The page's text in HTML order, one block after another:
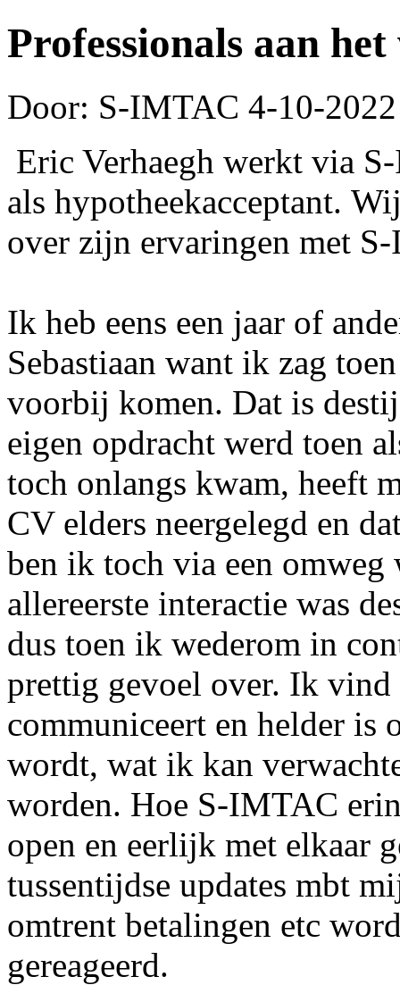
Professionals aan
Door: S-IMTAC 4-10-2022
Eric Verhaegh werkt via
als hypotheekacceptant.
over zijn ervaringen met
Ik heb eens een jaar of
Sebastiaan want ik zag
voorbij komen. Dat is
eigen opdracht werd toen
toch onlangs kwam, heeft
CV elders neergelegd en
ben ik toch via een
allereerste interactie was
dus toen ik wederom in
prettig gevoel over. Ik
communiceert en helder is
wordt, wat ik kan
worden. Hoe S-IMTAC
open en eerlijk met elkaar
tussentijdse updates mbt
omtrent betalingen etc
gereageerd.